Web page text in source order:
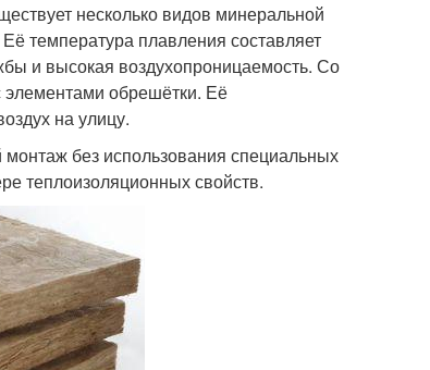
несколько видов минеральной
температура плавления составляет
и высокая воздухопроницаемость. Со
элементами обрешётки. Её
на улицу.
без использования специальных
теплоизоляционных свойств.